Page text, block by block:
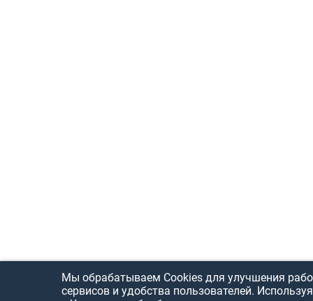
Мы обрабатываем Cookies для улучшения
сервисов и удобства пользователей.